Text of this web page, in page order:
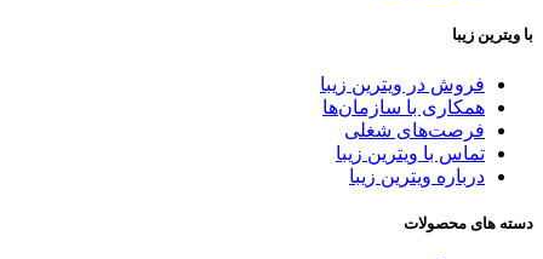
با ویترین زیبا
فروش در ویترین زیبا
همکاری با سازمان‌ها
فرصت‌های شغلی
تماس با ویترین زیبا
درباره ویترین زیبا
دسته های محصولات